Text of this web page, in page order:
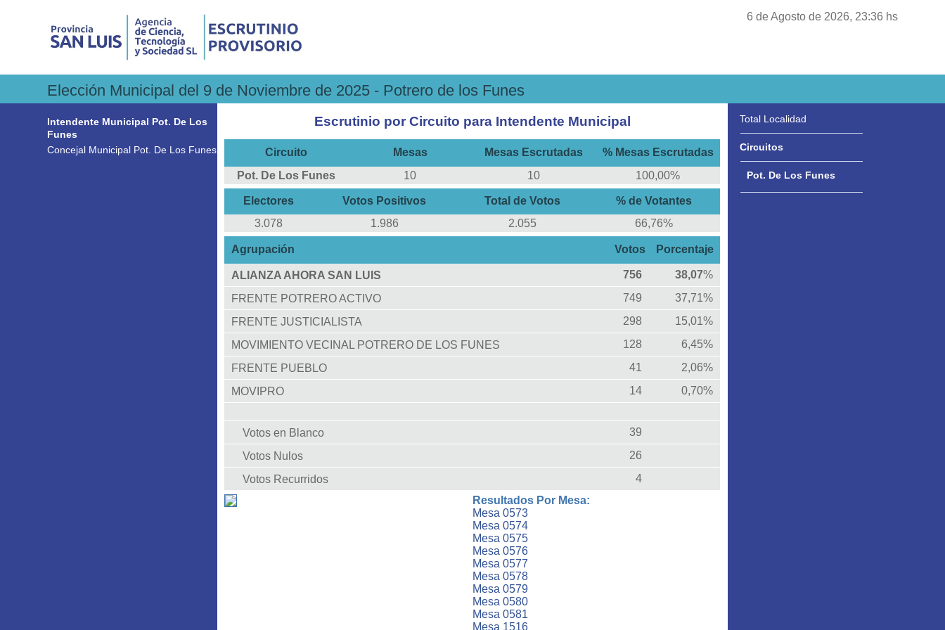
6 de Agosto de 2026, 23:36 hs
Elección Municipal del 9 de Noviembre de 2025 - Potrero de los Funes
Intendente Municipal Pot. De Los
Funes
Concejal Municipal Pot. De Los Funes
Escrutinio por Circuito para Intendente Municipal
Circuito Mesas Mesas Escrutadas
% Mesas Escrutadas
Pot. De Los Funes
10 10 100,00%
Electores Votos Positivos Total de Votos
% de Votantes
3.078
1.986 2.055 66,76%
Agrupación Votos Porcentaje
ALIANZA AHORA SAN LUIS 756 38,07%
FRENTE POTRERO ACTIVO
749
37,71%
FRENTE JUSTICIALISTA
298
15,01%
MOVIMIENTO VECINAL POTRERO DE LOS FUNES
128
6,45%
FRENTE PUEBLO
41
2,06%
MOVIPRO
14 0,70%
Votos en Blanco
39
Votos Nulos
26
Votos Recurridos
4
Resultados Por Mesa:
Mesa 0573
Mesa 0574
Mesa 0575
Mesa 0576
Mesa 0577
Mesa 0578
Mesa 0579
Mesa 0580
Mesa 0581
Mesa 1516
Total Localidad
Circuitos
Pot. De Los Funes